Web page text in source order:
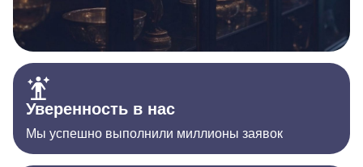
Уверенность в нас
Мы успешно выполнили миллионы заявок